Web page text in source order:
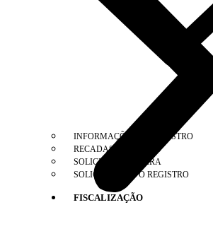
INFORMAÇÕES DE REGISTRO
RECADASTRAMENTO
SOLICITAR CARTEIRA
SOLICITAR NOVO REGISTRO
FISCALIZAÇÃO